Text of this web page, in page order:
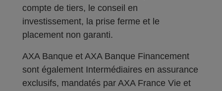
compte de tiers, le conseil en
investissement, la prise ferme et le
placement non garanti.
AXA Banque et AXA Banque Financement
sont également Intermédiaires en assurance
exclusifs, mandatés par AXA France Vie et